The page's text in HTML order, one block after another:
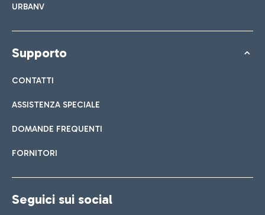
URBANV
Supporto
CONTATTI
ASSISTENZA SPECIALE
DOMANDE FREQUENTI
FORNITORI
Seguici sui social